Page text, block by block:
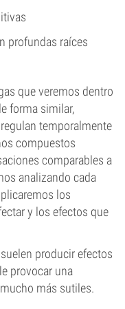
profundas raíces
que veremos dentro
forma similar,
temporalmente
compuestos
comparables a
analizando cada
los
y los efectos que
producir efectos
provocar una
más sutiles.